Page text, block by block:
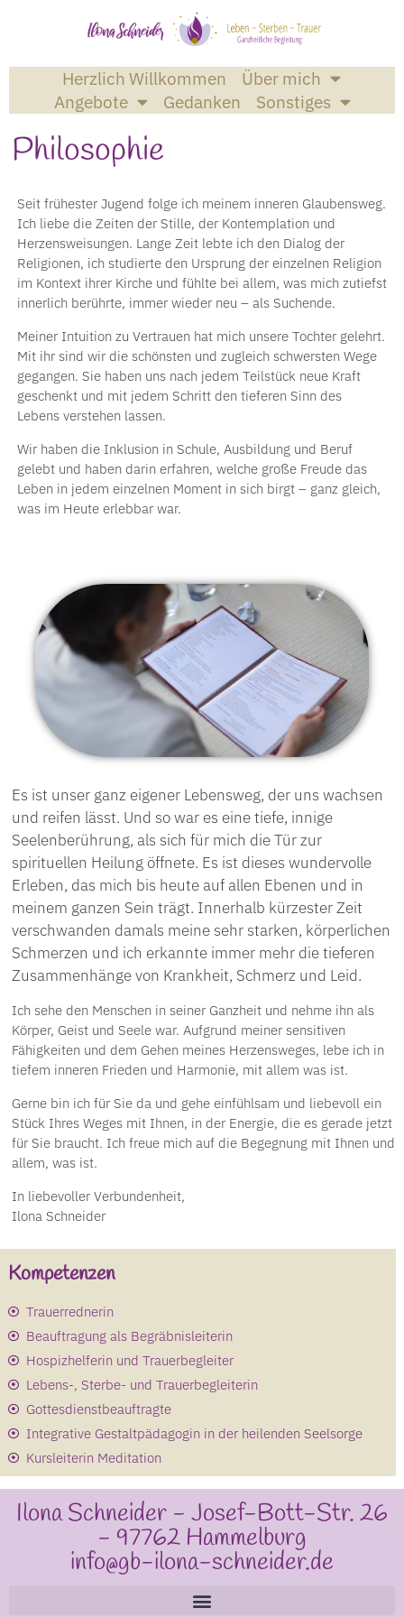
Herzlich Willkommen
Über mich
Angebote
Gedanken Sonstiges
Philosophie
Seit frühester Jugend folge ich meinem inneren Glaubensweg.
Ich liebe die Zeiten der Stille, der Kontemplation und
Herzensweisungen. Lange Zeit lebte ich den Dialog der
Religionen, ich studierte den Ursprung der einzelnen Religion
im Kontext ihrer Kirche und fühlte bei allem, was mich zutiefst
innerlich berührte, immer wieder neu – als Suchende.
Meiner Intuition zu Vertrauen hat mich unsere Tochter gelehrt.
Mit ihr sind wir die schönsten und zugleich schwersten Wege
gegangen. Sie haben uns nach jedem Teilstück neue Kraft
geschenkt und mit jedem Schritt den tieferen Sinn des
Lebens verstehen lassen.
Wir haben die Inklusion in Schule, Ausbildung und Beruf
gelebt und haben darin erfahren, welche große Freude das
Leben in jedem einzelnen Moment in sich birgt – ganz gleich,
was im Heute erlebbar war.
Es ist unser ganz eigener Lebensweg, der uns wachsen
und reifen lässt. Und so war es eine tiefe, innige
Seelenberührung, als sich für mich die Tür zur
spirituellen Heilung öffnete. Es ist dieses wundervolle
Erleben, das mich bis heute auf allen Ebenen und in
meinem ganzen Sein trägt. Innerhalb kürzester Zeit
verschwanden damals meine sehr starken, körperlichen
Schmerzen und ich erkannte immer mehr die tieferen
Zusammenhänge von Krankheit, Schmerz und Leid.
Ich sehe den Menschen in seiner Ganzheit und nehme ihn als
Körper, Geist und Seele war. Aufgrund meiner sensitiven
Fähigkeiten und dem Gehen meines Herzensweges, lebe ich in
tiefem inneren Frieden und Harmonie, mit allem was ist.
Gerne bin ich für Sie da und gehe einfühlsam und liebevoll ein
Stück Ihres Weges mit Ihnen, in der Energie, die es gerade jetzt
für Sie braucht. Ich freue mich auf die Begegnung mit Ihnen und
allem, was ist.
In liebevoller Verbundenheit,
Ilona Schneider
Kompetenzen
Trauerrednerin
Beauftragung als Begräbnisleiterin
Hospizhelferin und Trauerbegleiter
Lebens-, Sterbe- und Trauerbegleiterin
Gottesdienstbeauftragte
Integrative Gestaltpädagogin in der heilenden Seelsorge
Kursleiterin Meditation
Ilona Schneider - Josef-Bott-Str. 26
- 97762 Hammelburg
info@gb-ilona-schneider.de